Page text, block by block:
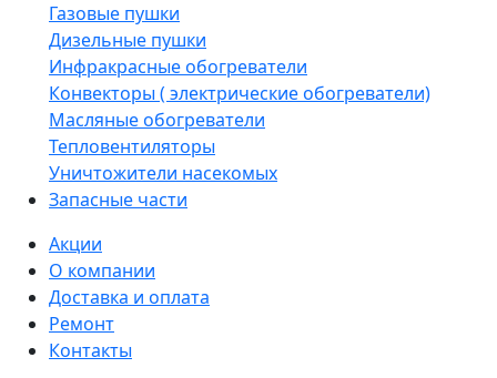
Газовые пушки
Дизельные пушки
Инфракрасные обогреватели
Конвекторы ( электрические обогреватели)
Масляные обогреватели
Тепловентиляторы
Уничтожители насекомых
Запасные части
Акции
О компании
Доставка и оплата
Ремонт
Контакты